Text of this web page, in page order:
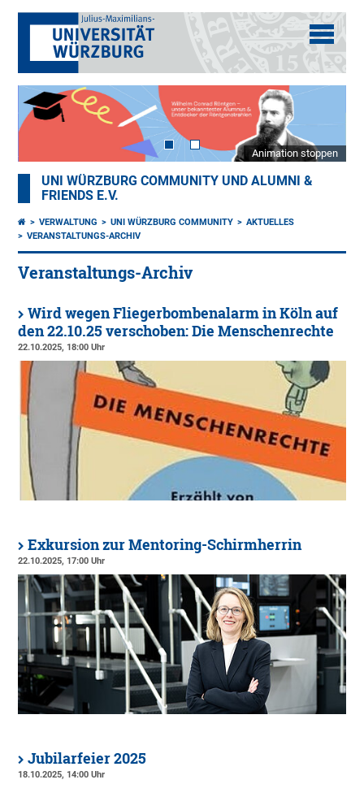
Animation stoppen
UNI WÜRZBURG COMMUNITY UND ALUMNI &
FRIENDS E.V.
VERWALTUNG UNI WÜRZBURG COMMUNITY
AKTUELLES
VERANSTALTUNGS-ARCHIV
Veranstaltungs-Archiv
Wird wegen Fliegerbombenalarm in Köln auf
den 22.10.25 verschoben: Die Menschenrechte
22.10.2025, 18:00 Uhr
Exkursion zur Mentoring-Schirmherrin
22.10.2025, 17:00 Uhr
Jubilarfeier 2025
18.10.2025, 14:00 Uhr